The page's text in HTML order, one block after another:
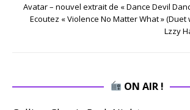
Avatar – nouvel extrait de « Dance Devil
Ecoutez « Violence No Matter What » (Duet
Lzzy
ON AIR !